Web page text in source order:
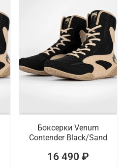
Боксерки Venum
Contender Black/Sand
16 490 ₽